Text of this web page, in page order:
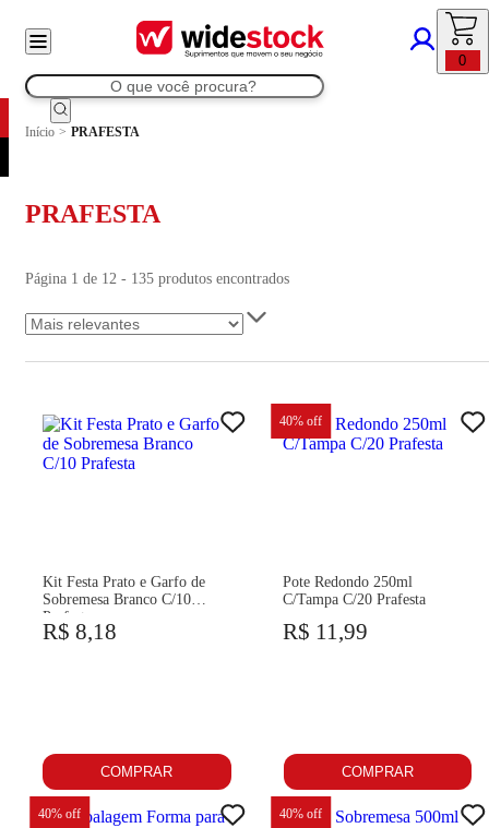
0
Início > PRAFESTA
PRAFESTA
Página 1 de 12 - 135 produtos encontrados
Kit Festa Prato e Garfo de
Sobremesa Branco C/10
Prafesta
R$ 8,18
COMPRAR
40% off
Pote Redondo 250ml
C/Tampa C/20 Prafesta
R$ 11,99
COMPRAR
40% off 40% off